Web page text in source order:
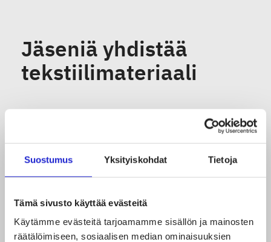
Suostumus Yksityiskohdat Tietoja
Tämä sivusto käyttää evästeitä
Käytämme evästeitä tarjoamamme sisällön ja mainosten
räätälöimiseen, sosiaalisen median ominaisuuksien
Jäseniä yhdistää
tekstiilimateriaali
Suomen Tekstiili & Muoti edustaa alaa laajasti.
teollisuustuotteiden valmistajia, design-yrityksiä ja
alan palveluita. Osa yrityksistä työllistää satoja
parin hengen yrityksiä. Näitä erilaisia yrityksiä
yhdistää innostus muuntautumiskykyiseen